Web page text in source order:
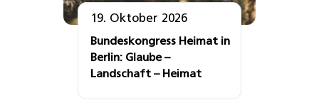
19. Oktober 2026
Bundeskongress Heimat in
Berlin: Glaube –
Landschaft – Heimat